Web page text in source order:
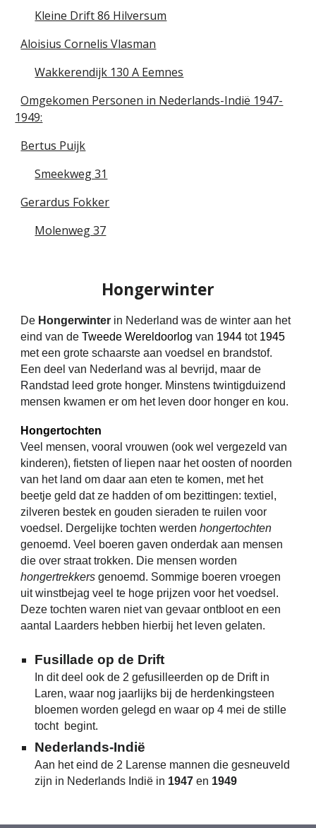
Kleine Drift 86 Hilversum
Aloisius Cornelis Vlasman
Wakkerendijk 130 A Eemnes
Omgekomen Personen in Nederlands-Indië 1947-
1949:
Bertus Puijk
Smeekweg 31
Gerardus Fokker
Molenweg 37
Hongerwinter
De Hongerwinter in Nederland was de winter aan het
eind van deTweede Wereldoorlog van 1944 tot 1945
met een grote schaarste aan voedsel en brandstof.
Een deel van Nederland was al bevrijd, maar de
Randstad leed grote honger. Minstens twintigduizend
mensen kwamen er om het leven door honger en kou.
Hongertochten
Veel mensen, vooral vrouwen (ook wel vergezeld van
kinderen), fietsten of liepen naar het oosten of noorden
van het land om daar aan eten te komen, met het
beetje geld dat ze hadden of om bezittingen: textiel,
zilveren bestek en gouden sieraden te ruilen voor
voedsel. Dergelijke tochten werdenhongertochten
genoemd. Veel boeren gaven onderdak aan mensen
die over straat trokken. Die mensen worden
hongertrekkers genoemd. Sommige boeren vroegen
uit winstbejag veel te hoge prijzen voor het voedsel.
Deze tochten waren niet van gevaar ontbloot en een
aantal Laarders hebben hierbij het leven gelaten.
Fusillade op de Drift
In dit deel ook de 2 gefusilleerden op de Drift in
Laren, waar nog jaarlijks bij de herdenkingsteen
bloemen worden gelegd en waar op 4 mei de stille
tocht begint.
Nederlands-Indië
Aan het eind de 2 Larense mannen die gesneuveld
zijn in Nederlands Indië in 1947 en 1949